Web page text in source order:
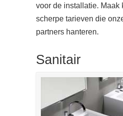
voor de installatie. Maak
scherpe tarieven die
partners hanteren.
Sanitair